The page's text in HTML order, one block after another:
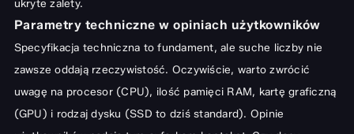
ukryte zalety.
Parametry techniczne w opiniach użytkowników
Specyfikacja techniczna to fundament, ale suche liczby nie
zawsze oddają rzeczywistość. Oczywiście, warto zwrócić
uwagę na procesor (CPU), ilość pamięci RAM, kartę graficzną
(GPU) i rodzaj dysku (SSD to dziś standard). Opinie